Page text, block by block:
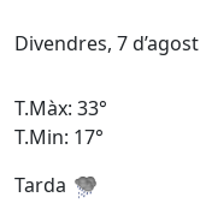
Divendres, 7 d’agost
T.Màx: 33°
T.Min: 17°
Tarda